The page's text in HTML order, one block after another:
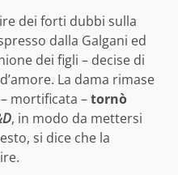
dei forti dubbi sulla
dalla Galgani ed
dei figli – decise di
La dama rimase
mortificata –tornò
, in modo da mettersi
si dice che la